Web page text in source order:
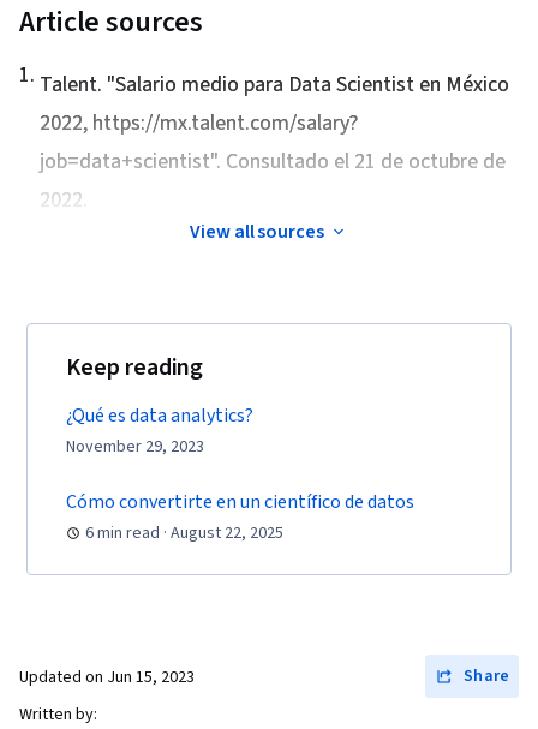
Storage, Interviewing Skills, Writing, Portfolio
Business Research, Professional Development,
Communication, Problem Solving, Data
Compilation, Business Analysis, Model
Business Requirements, Pandas (Python
Article sources
1. Talent. "Salario medio para Data Scientist en México
2022, https://mx.talent.com/salary?
job=data+scientist". Consultado el 21 de octubre de
2022.
View all sources
Keep reading
¿Qué es data analytics?
November 29, 2023
Cómo convertirte en un científico de datos
6 min read · August 22, 2025
Updated on Jun 15, 2023
Share
Written by: